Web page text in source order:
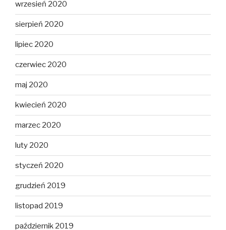
wrzesień 2020
sierpień 2020
lipiec 2020
czerwiec 2020
maj 2020
kwiecień 2020
marzec 2020
luty 2020
styczeń 2020
grudzień 2019
listopad 2019
październik 2019